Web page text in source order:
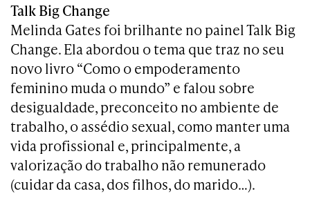
Talk Big Change
Melinda Gates foi brilhante no painel Talk Big
Change. Ela abordou o tema que traz no seu
novo livro “Como o empoderamento
feminino muda o mundo” e falou sobre
desigualdade, preconceito no ambiente de
trabalho, o assédio sexual, como manter uma
vida profissional e, principalmente, a
valorização do trabalho não remunerado
(cuidar da casa, dos filhos, do marido…).